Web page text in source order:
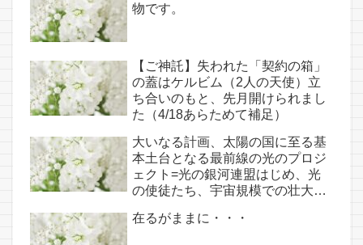
物です。
【ご神託】失われた「契約の箱」
の蓋はケルビム（2人の天使）立
ち合いのもと、先月開けられまし
た（4/18あらためて補足）
大いなる計画、太陽の国に至る基
本土台となる最前線の光のプロジ
ェクト=光の銀河連盟はじめ、光
の使徒たち、宇宙規模での壮大な
(6/26・28追記あり）
在るがままに・・・